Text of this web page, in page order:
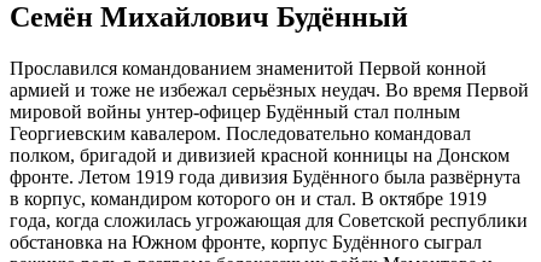
Семён Михайлович Будённый
Прославился командованием знаменитой Первой конной
армией и тоже не избежал серьёзных неудач. Во время Первой
мировой войны унтер-офицер Будённый стал полным
Георгиевским кавалером. Последовательно командовал
полком, бригадой и дивизией красной конницы на Донском
фронте. Летом 1919 года дивизия Будённого была развёрнута
в корпус, командиром которого он и стал. В октябре 1919
года, когда сложилась угрожающая для Советской республики
обстановка на Южном фронте, корпус Будённого сыграл